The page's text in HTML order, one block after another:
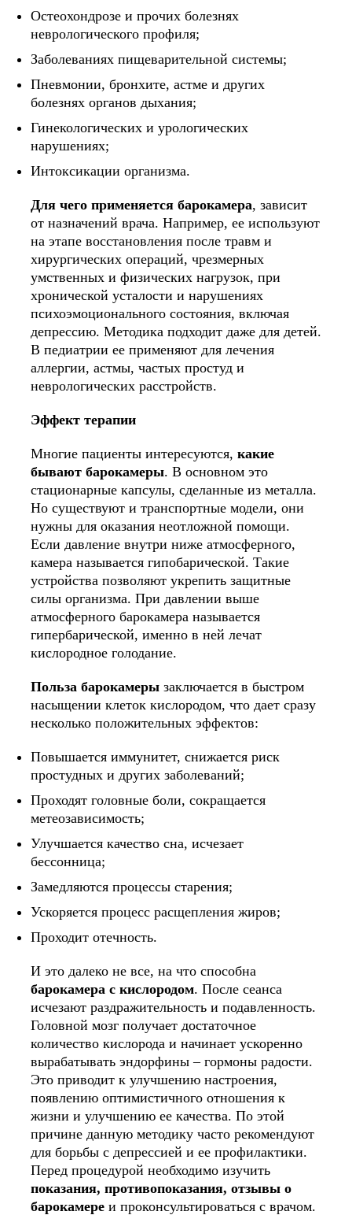
Связаться с нами
Оставьте ваши данные и мы свяжемся с
вами для анонимной консультации
Остеохондрозе и прочих болезнях
неврологического профиля;
Заболеваниях пищеварительной системы;
Пневмонии, бронхите, астме и других
болезнях органов дыхания;
Гинекологических и урологических
нарушениях;
Интоксикации организма.
Для чего применяется барокамера, зависит
от назначений врача. Например, ее используют
на этапе восстановления после травм и
хирургических операций, чрезмерных
умственных и физических нагрузок, при
хронической усталости и нарушениях
психоэмоционального состояния, включая
депрессию. Методика подходит даже для детей.
В педиатрии ее применяют для лечения
аллергии, астмы, частых простуд и
неврологических расстройств.
Эффект терапии
Многие пациенты интересуются, какие
бывают барокамеры. В основном это
стационарные капсулы, сделанные из металла.
Но существуют и транспортные модели, они
нужны для оказания неотложной помощи.
Если давление внутри ниже атмосферного,
камера называется гипобарической. Такие
устройства позволяют укрепить защитные
силы организма. При давлении выше
атмосферного барокамера называется
гипербарической, именно в ней лечат
кислородное голодание.
Польза барокамеры заключается в быстром
насыщении клеток кислородом, что дает сразу
несколько положительных эффектов:
Повышается иммунитет, снижается риск
простудных и других заболеваний;
Проходят головные боли, сокращается
метеозависимость;
Улучшается качество сна, исчезает
бессонница;
Замедляются процессы старения;
Ускоряется процесс расщепления жиров;
Проходит отечность.
И это далеко не все, на что способна
барокамера с кислородом. После сеанса
исчезают раздражительность и подавленность.
Головной мозг получает достаточное
количество кислорода и начинает ускоренно
вырабатывать эндорфины – гормоны радости.
Это приводит к улучшению настроения,
появлению оптимистичного отношения к
жизни и улучшению ее качества. По этой
причине данную методику часто рекомендуют
для борьбы с депрессией и ее профилактики.
Перед процедурой необходимо изучить
показания, противопоказания, отзывы о
барокамере и проконсультироваться с врачом.